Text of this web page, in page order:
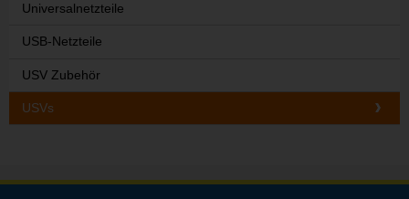
Universalnetzteile
USB-Netzteile
USV Zubehör
USVs